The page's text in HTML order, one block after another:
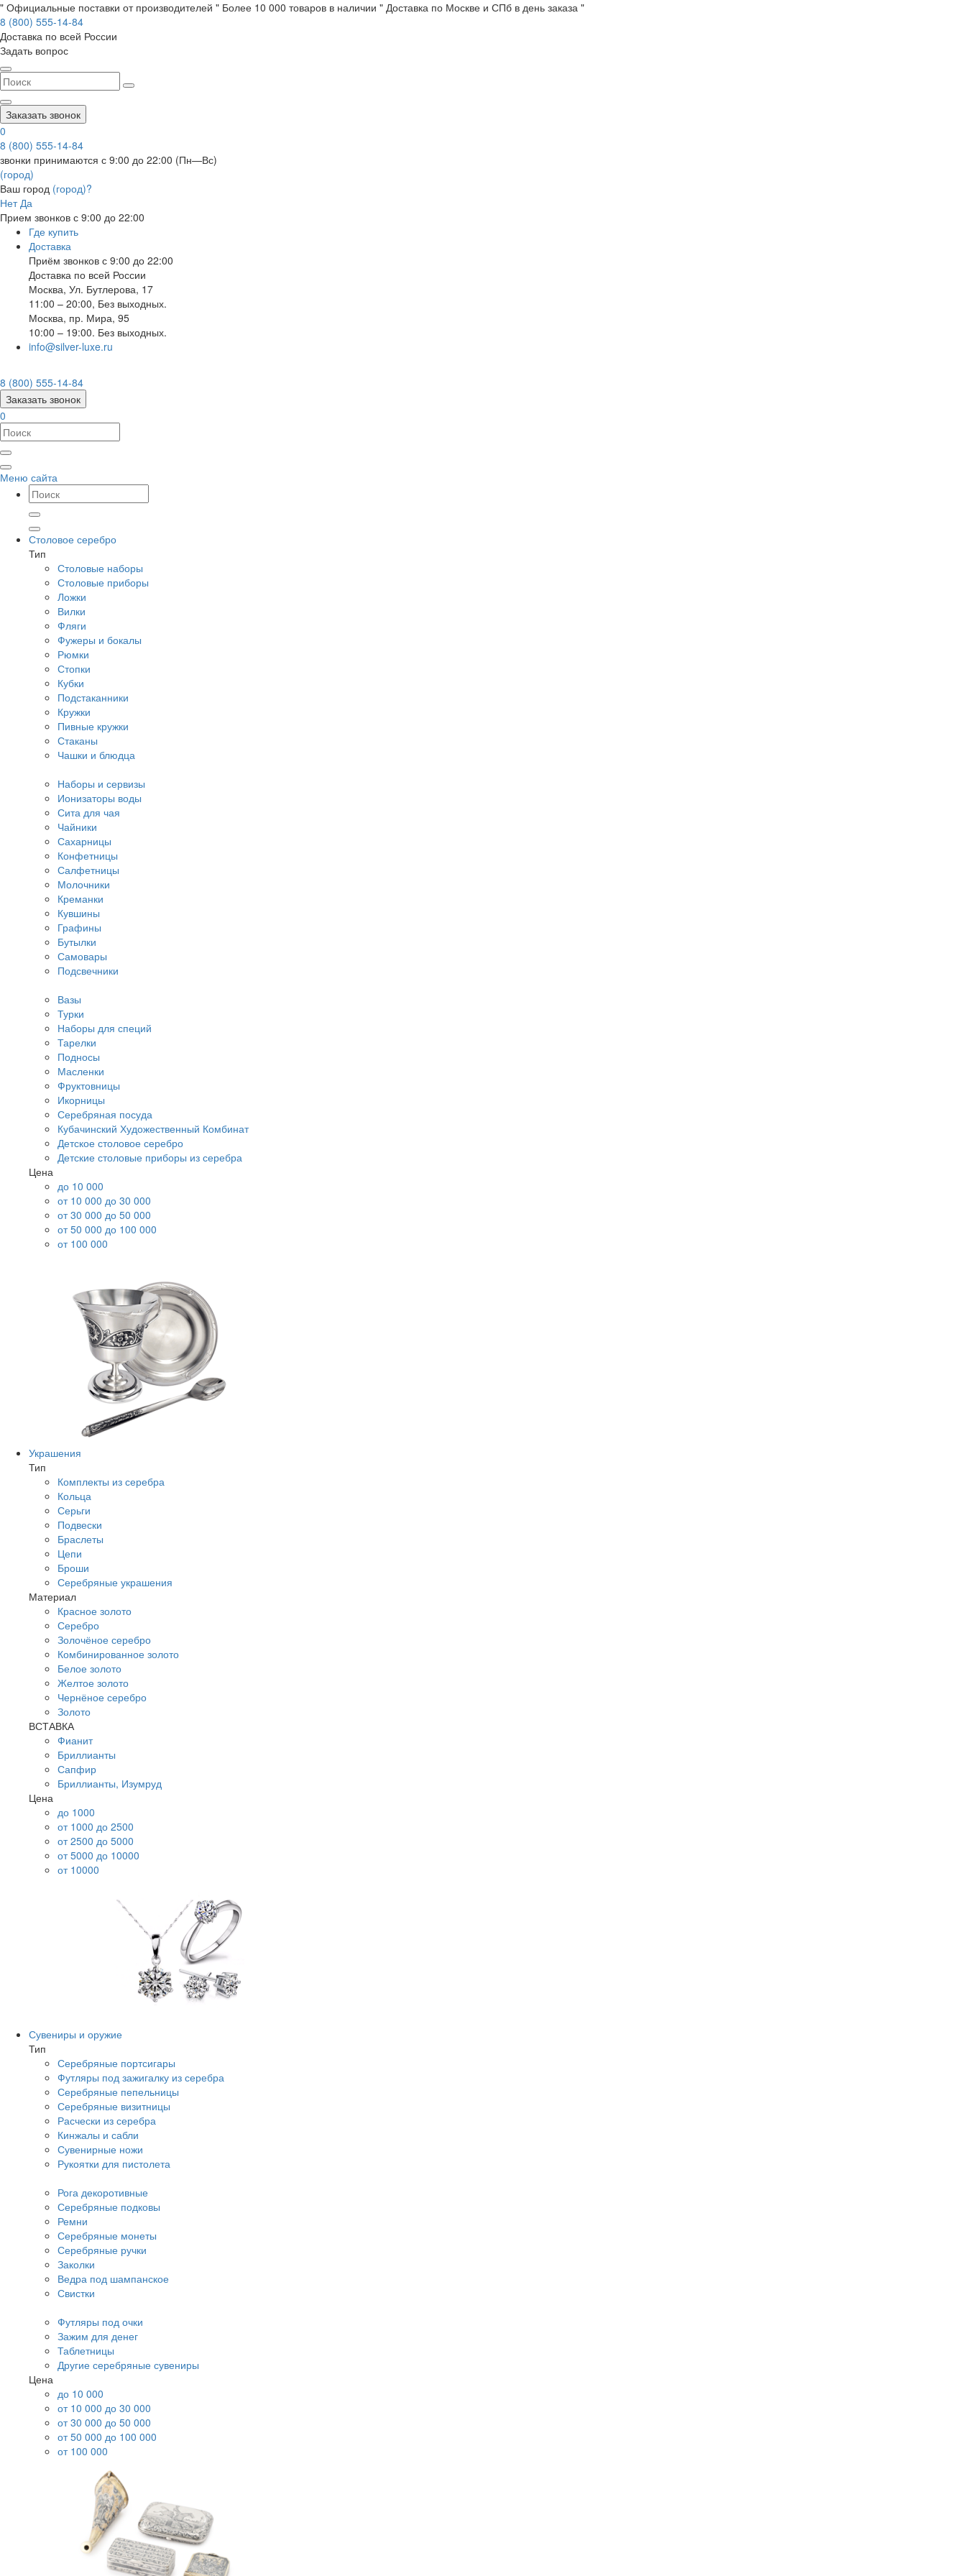
" Официальные поставки от производителей " Более 10 000 товаров в наличии " Доставка по Москве и СПб в день заказа "
8 (800) 555-14-84
Доставка по всей России
Задать вопрос
Заказать звонок
0
8 (800) 555-14-84
звонки принимаются с 9:00 до 22:00 (Пн—Вс)
(город)
Ваш город (город)?
Нет Да
Прием звонков с 9:00 до 22:00
Где купить
Доставка
Приём звонков с 9:00 до 22:00
Доставка по всей России
Москва, Ул. Бутлерова, 17
11:00 – 20:00, Без выходных.
Москва, пр. Мира, 95
10:00 – 19:00. Без выходных.
info@silver-luxe.ru
8 (800) 555-14-84
Заказать звонок
0
Меню сайта
Столовое серебро
Тип
Столовые наборы
Столовые приборы
Ложки
Вилки
Фляги
Фужеры и бокалы
Рюмки
Стопки
Кубки
Подстаканники
Кружки
Пивные кружки
Стаканы
Чашки и блюдца
Наборы и сервизы
Ионизаторы воды
Сита для чая
Чайники
Сахарницы
Конфетницы
Салфетницы
Молочники
Креманки
Кувшины
Графины
Бутылки
Самовары
Подсвечники
Вазы
Турки
Наборы для специй
Тарелки
Подносы
Масленки
Фруктовницы
Икорницы
Серебряная посуда
Кубачинский Художественный Комбинат
Детское столовое серебро
Детские столовые приборы из серебра
Цена
до 10 000
от 10 000 до 30 000
от 30 000 до 50 000
от 50 000 до 100 000
от 100 000
Украшения
Тип
Комплекты из серебра
Кольца
Серьги
Подвески
Браслеты
Цепи
Броши
Серебряные украшения
Материал
Красное золото
Серебро
Золочёное серебро
Комбинированное золото
Белое золото
Желтое золото
Чернёное серебро
Золото
ВСТАВКА
Фианит
Бриллианты
Сапфир
Бриллианты, Изумруд
Цена
до 1000
от 1000 до 2500
от 2500 до 5000
от 5000 до 10000
от 10000
Сувениры и оружие
Тип
Серебряные портсигары
Футляры под зажигалку из серебра
Серебряные пепельницы
Серебряные визитницы
Расчески из серебра
Кинжалы и сабли
Сувенирные ножи
Рукоятки для пистолета
Рога декоротивные
Серебряные подковы
Ремни
Серебряные монеты
Серебряные ручки
Заколки
Ведра под шампанское
Свистки
Футляры под очки
Зажим для денег
Таблетницы
Другие серебряные сувениры
Цена
до 10 000
от 10 000 до 30 000
от 30 000 до 50 000
от 50 000 до 100 000
от 100 000